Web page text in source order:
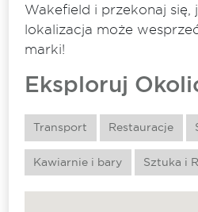
Wakefield i przekonaj
lokalizacja może
marki!
Eksploruj
Transport Restauracje
Kawiarnie i bary Sztuka i